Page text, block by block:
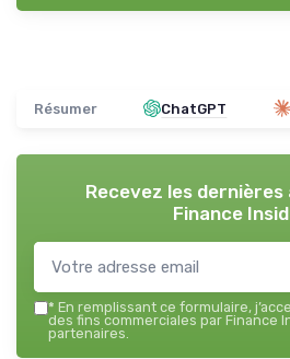
Résumer ChatGPT
Recevez les
Finance
* En remplissant ce formulaire,
des fins commerciales par Finance
partenaires.